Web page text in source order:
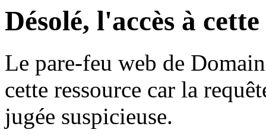
Désolé, l'accès à
Le pare-feu web de
cette ressource car la
jugée suspicieuse.